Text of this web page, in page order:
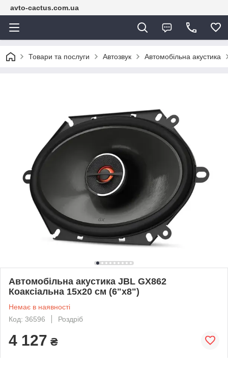
avto-cactus.com.ua
Товари та послуги Автозвук Автомобільна акустика
Автомобільна акустика JBL GX862
Коаксіальна 15x20 см (6"x8")
Немає в наявності
Код: 36596
Роздріб
4 127 ₴